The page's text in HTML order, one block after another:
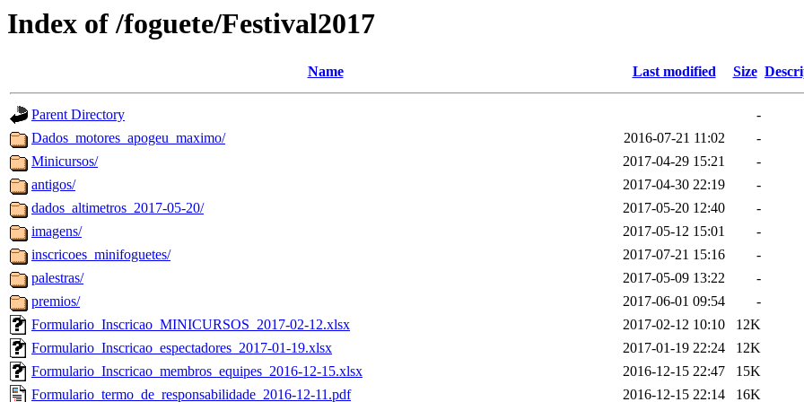
Index of /foguete/Festival2017
Name Last modified Size
Parent Directory
-
Dados_motores_apogeu_maximo/
2016-07-21 11:02
-
Minicursos/
2017-04-29 15:21
-
antigos/
2017-04-30 22:19
-
dados_altimetros_2017-05-20/
2017-05-20 12:40
-
imagens/
2017-05-12 15:01
-
inscricoes_minifoguetes/
2017-07-21 15:16
-
palestras/
2017-05-09 13:22
-
premios/
2017-06-01 09:54
-
Formulario_Inscricao_MINICURSOS_2017-02-12.xlsx
2017-02-12 10:10
12K
Formulario_Inscricao_espectadores_2017-01-19.xlsx
2017-01-19 22:24
12K
Formulario_Inscricao_membros_equipes_2016-12-15.xlsx
2016-12-15 22:47
15K
Formulario_termo_de_responsabilidade_2016-12-11.pdf
2016-12-15 22:14
16K